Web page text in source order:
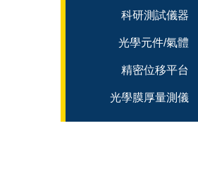
科研測試儀器
光學元件/氣體
精密位移平台
光學膜厚量測儀